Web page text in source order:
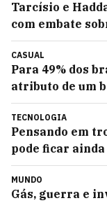
Tarcísio e
com embate
CASUAL
Para 49% dos
atributo de um
TECNOLOGIA
Pensando em
pode ficar
MUNDO
Gás, guerra e